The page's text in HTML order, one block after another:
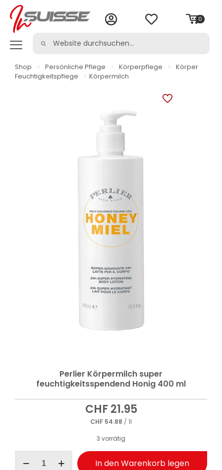
0
Shop > Persönliche Pflege > Körperpflege >
Körper
Feuchtigkeitspflege
> Körpermilch
Perlier Körpermilch super
feuchtigkeitsspendend Honig 400 ml
CHF21.95
CHF 54.88 / 1l
3 vorrätig
Körpermilch
In den Warenkorb legen